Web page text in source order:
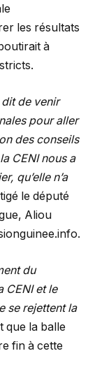
les résultats
à
de venir
pour aller
des conseils
CENI nous a
qu’elle n’a
le député
Aliou
du
CENI et le
se rejettent la
que la balle
fin à cette